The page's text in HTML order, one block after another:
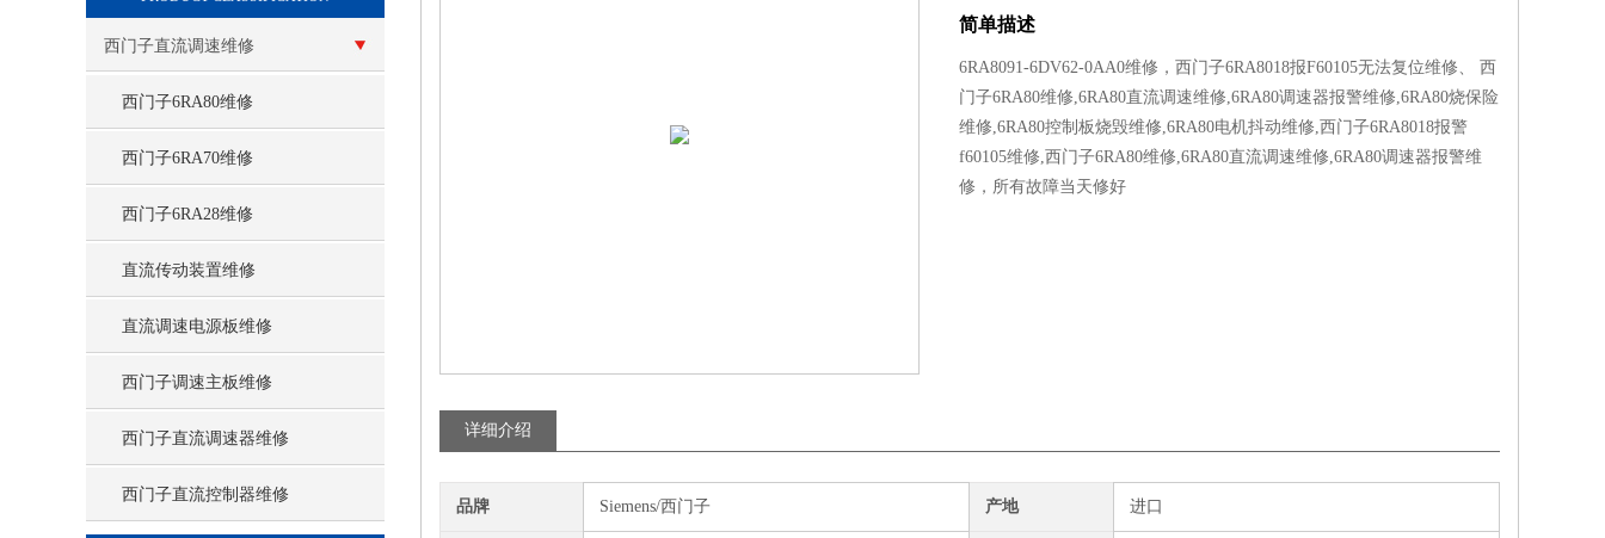
西门子直流调速维修
西门子6RA80维修
西门子6RA70维修
西门子6RA28维修
直流传动装置维修
直流调速电源板维修
西门子调速主板维修
西门子直流调速器维修
西门子直流控制器维修
简单描述
6RA8091-6DV62-0AA0维修，西门子6RA8018报F60105无法复位维修、 西
门子6RA80维修,6RA80直流调速维修,6RA80调速器报警维修,6RA80烧保险
维修,6RA80控制板烧毁维修,6RA80电机抖动维修,西门子6RA8018报警
f60105维修,西门子6RA80维修,6RA80直流调速维修,6RA80调速器报警维
修，所有故障当天修好
详细介绍
品牌 Siemens/西门子 产地 进口